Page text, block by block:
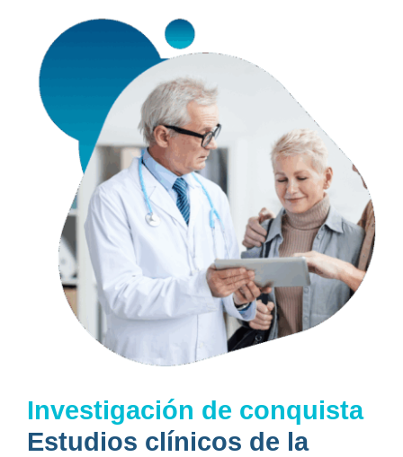
Investigación de conquista
Estudios clínicos de la